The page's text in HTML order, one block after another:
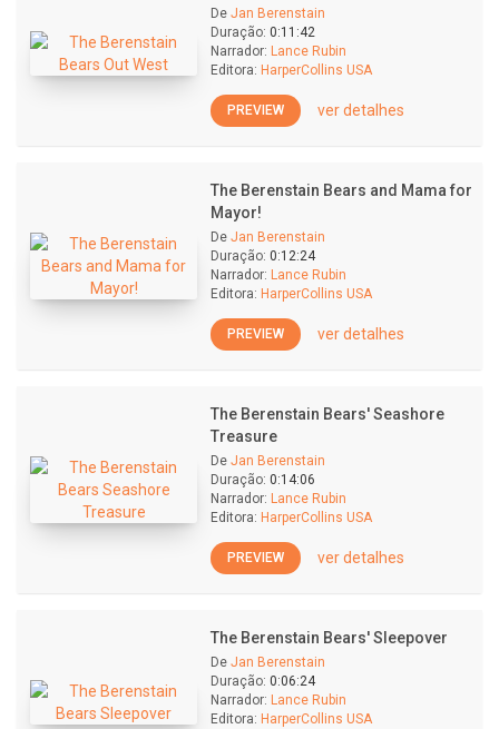
De Jan Berenstain
Duração: 0:11:42
Narrador: Lance Rubin
Editora: HarperCollins USA
PREVIEW ver detalhes
The Berenstain Bears and Mama for
Mayor!
De Jan Berenstain
Duração: 0:12:24
Narrador: Lance Rubin
Editora: HarperCollins USA
PREVIEW ver detalhes
The Berenstain Bears' Seashore
Treasure
De Jan Berenstain
Duração: 0:14:06
Narrador: Lance Rubin
Editora: HarperCollins USA
PREVIEW ver detalhes
The Berenstain Bears' Sleepover
De Jan Berenstain
Duração: 0:06:24
Narrador: Lance Rubin
Editora: HarperCollins USA